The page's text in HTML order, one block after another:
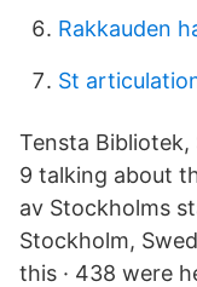
Rakkauden
St
Tensta Bibliotek,
9 talking about
av Stockholms
Stockholm,
this · 438 were